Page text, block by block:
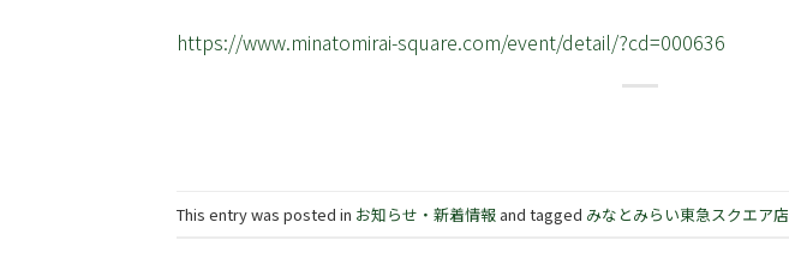
https://www.minatomirai-square.com/event/detail/?cd=000636
This entry was posted in お知らせ・新着情報 and tagged みなとみらい東急スクエア店